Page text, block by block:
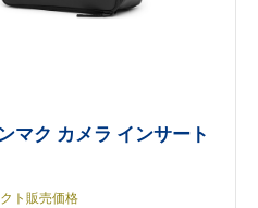
マク カメラ インサート
ト販売価格